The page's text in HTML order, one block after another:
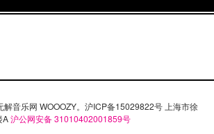
音乐网 WOOOZY。沪ICP备15029822号 上海市徐
A沪公网安备 31010402001859号